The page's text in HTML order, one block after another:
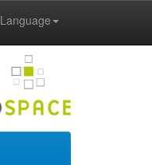
Language